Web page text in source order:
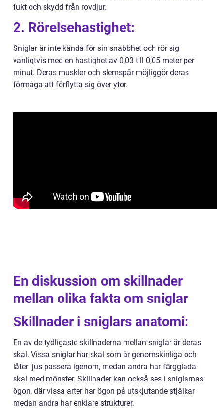
fukt och skydd från rovdjur.
2. Rörelsehastighet:
Sniglar är inte kända för sin snabbhet och rör sig
vanligtvis med en hastighet av 0,03 till 0,05 meter per
minut. Deras muskler och slemspår möjliggör deras
förmåga att förflytta sig över ytor.
En diskussion om skillnader
mellan olika fakta om sniglar
Skillnader i sniglars anatomi:
En av de tydligaste skillnaderna mellan sniglar är deras
skal. Vissa sniglar har skal som är genomskinliga och
låter ljus passera igenom, medan andra har färgglada
skal med mönster. Skillnader kan också ses i sniglarnas
ögon, där vissa arter har ögon på utskjutande stjälkar
medan andra har enklare strukturer.